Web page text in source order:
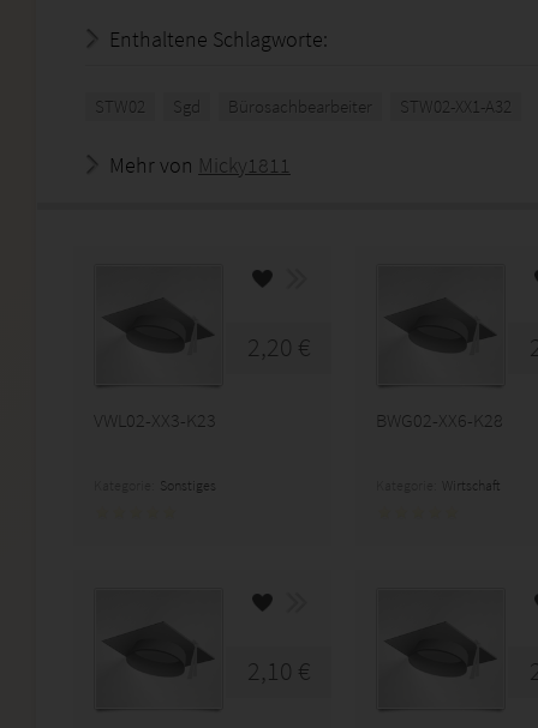
Enthaltene Schlagworte:
STW02 Sgd Bürosachbearbeiter STW02-XX1-A32
Mehr von Micky1811
2,20 €
VWL02-XX3-K23
Sonstiges
BWG02-XX6-K28
Wirtschaft
2,10 €